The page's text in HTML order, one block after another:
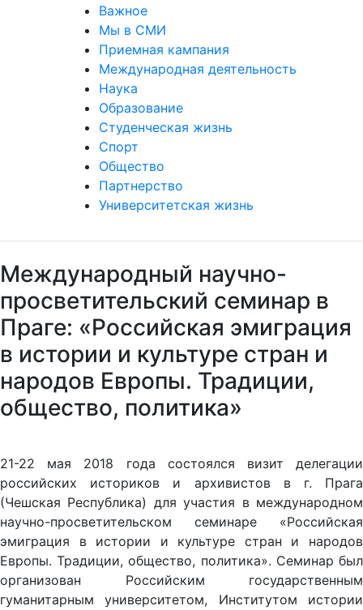
Важное
Мы в СМИ
Приемная кампания
Международная деятельность
Наука
Образование
Студенческая жизнь
Спорт
Общество
Партнерство
Университетская жизнь
Международный научно-
просветительский семинар в
Праге: «Российская эмиграция
в истории и культуре стран и
народов Европы. Традиции,
общество, политика»
21-22 мая 2018 года состоялся визит делегации
российских историков и архивистов в г. Прага
(Чешская Республика) для участия в международном
научно-просветительском семинаре «Российская
эмиграция в истории и культуре стран и народов
Европы. Традиции, общество, политика». Семинар был
организован Российским государственным
гуманитарным университетом, Институтом истории